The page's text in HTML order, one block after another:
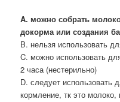
A. можно собрать
докорма или создания
B. нельзя использовать
C. можно использовать
2 часа (нестерильно)
D. следует использовать
кормление, тк это молоко,